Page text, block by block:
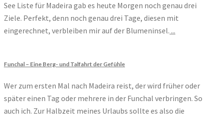
See Liste für Madeira gab es heute Morgen noch genau drei
Ziele. Perfekt, denn noch genau drei Tage, diesen mit
eingerechnet, verbleiben mir auf der Blumeninsel. ...
Funchal – Eine Berg- und Talfahrt der Gefühle
Wer zum ersten Mal nach Madeira reist, der wird früher oder
später einen Tag oder mehrere in der Funchal verbringen. So
auch ich. Zur Halbzeit meines Urlaubs sollte es also die